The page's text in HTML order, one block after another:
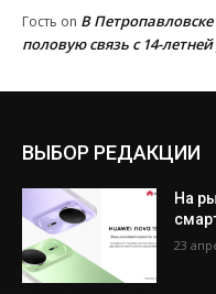
Гость on В
половую связь с 14-
ВЫБОР РЕДАКЦИИ
На
23